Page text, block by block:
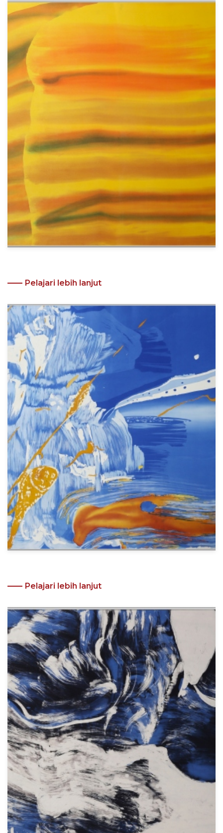
Pelajari lebih lanjut
Pelajari lebih lanjut